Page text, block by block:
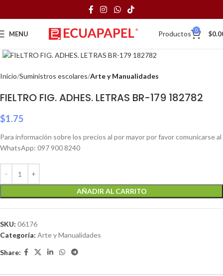
MENU Productos 0 $
Click to enlarge
Inicio Suministros escolares Arte y Manualidades
FIELTRO FIG. ADHES. LETRAS BR-179 182782
$1.75
Para información sobre los precios al por mayor por favor comunicarse al
WhatsApp: 097 900 8240
AÑADIR AL CARRITO
SKU: 06176
Categoría: Arte y Manualidades
Share: